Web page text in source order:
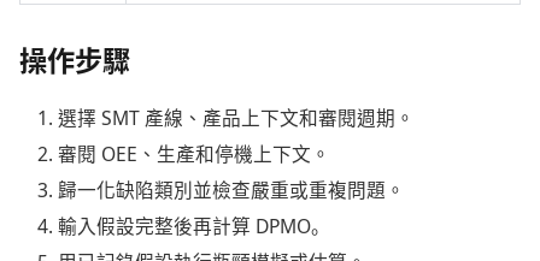
操作步驟
選擇 SMT 產線、產品上下文和審閱週期。
審閱 OEE、生產和停機上下文。
歸一化缺陷類別並檢查嚴重或重複問題。
輸入假設完整後再計算 DPMO。